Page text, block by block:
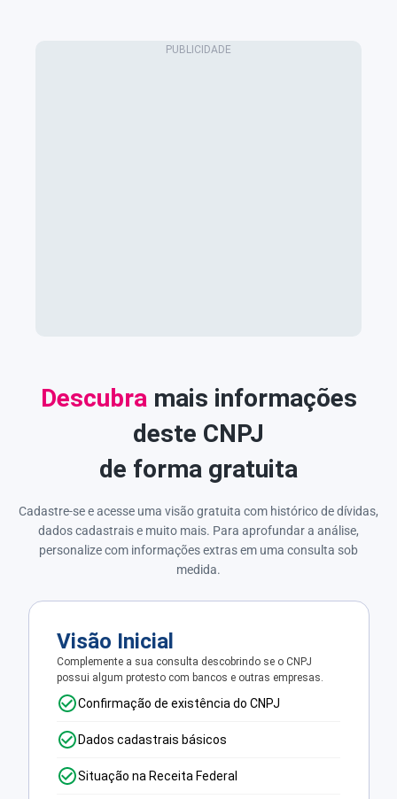
Descubra mais informações
deste CNPJ
de forma gratuita
Cadastre-se e acesse uma visão gratuita com histórico de dívidas,
dados cadastrais e muito mais. Para aprofundar a análise,
personalize com informações extras em uma consulta sob
medida.
Visão Inicial
Complemente a sua consulta descobrindo se o CNPJ
possui algum protesto com bancos e outras empresas.
Confirmação de existência do CNPJ
Dados cadastrais básicos
Situação na Receita Federal